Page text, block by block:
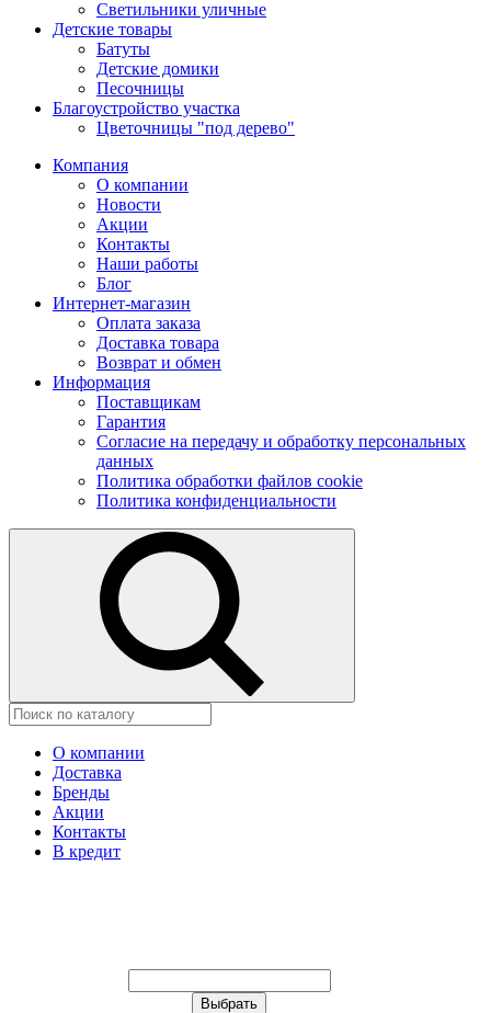
Светильники уличные
Детские товары
Батуты
Детские домики
Песочницы
Благоустройство участка
Цветочницы "под дерево"
Компания
О компании
Новости
Акции
Контакты
Наши работы
Блог
Интернет-магазин
Оплата заказа
Доставка товара
Возврат и обмен
Информация
Поставщикам
Гарантия
Согласие на передачу и обработку персональных
данных
Политика обработки файлов cookie
Политика конфиденциальности
О компании
Доставка
Бренды
Акции
Контакты
В кредит